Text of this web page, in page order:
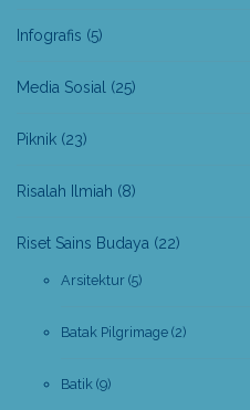
Infografis (5)
Media Sosial (25)
Piknik (23)
Risalah Ilmiah (8)
Riset Sains Budaya (22)
Arsitektur (5)
Batak Pilgrimage (2)
Batik (9)